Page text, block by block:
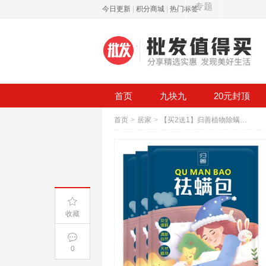
今日更新 积分商城 热门标签
首页 九块九 20元封顶
首页 > 居家 > 【买2送1】归善植物除螨包祛螨3包
收藏
0
专题